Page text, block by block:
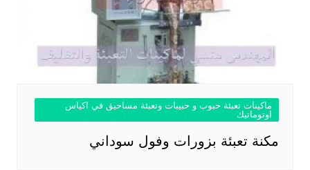
ماكينات تعبئة حبوب و حبيبات وتعبئة مساحيق في اكياس
اوتوماتيك
مكنة تعبئة بزورات وفول سوداني